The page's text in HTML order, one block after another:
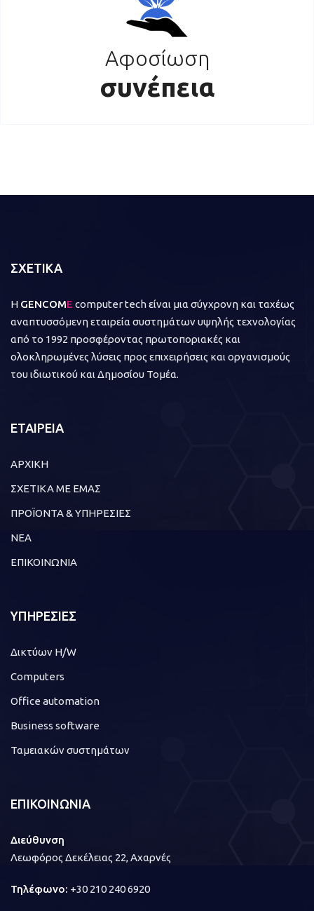
Αφοσίωση
συνέπεια
ΣΧΕΤΙΚΑ
Η GENCOME computer tech είναι μια σύγχρονη και ταχέως
αναπτυσσόμενη εταιρεία συστημάτων υψηλής τεχνολογίας
από το 1992 προσφέροντας πρωτοποριακές και
ολοκληρωμένες λύσεις προς επιχειρήσεις και οργανισμούς
του ιδιωτικού και Δημοσίου Τομέα.
ΕΤΑΙΡΕΙΑ
ΑΡΧΙΚΗ
ΣΧΕΤΙΚΑ ΜΕ ΕΜΑΣ
ΠΡΟΪΟΝΤΑ & ΥΠΗΡΕΣΙΕΣ
ΝΕΑ
ΕΠΙΚΟΙΝΩΝΙΑ
ΥΠΗΡΕΣΙΕΣ
Δικτύων H/W
Computers
Office automation
Business software
Ταμειακών συστημάτων
ΕΠΙΚΟΙΝΩΝΙΑ
Διεύθυνση
Λεωφόρος Δεκέλειας 22, Αχαρνές
Τηλέφωνο: +30 210 240 6920